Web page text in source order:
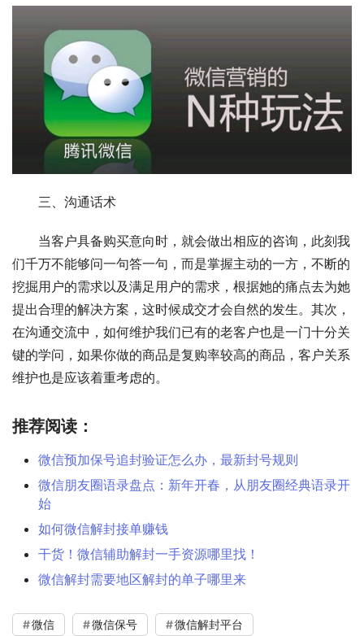
三、沟通话术
当客户具备购买意向时，就会做出相应的咨询，此刻我
们千万不能够问一句答一句，而是掌握主动的一方，不断的
挖掘用户的需求以及满足用户的需求，根据她的痛点去为她
提出合理的解决方案，这时候成交才会自然的发生。其次，
在沟通交流中，如何维护我们已有的老客户也是一门十分关
键的学问，如果你做的商品是复购率较高的商品，客户关系
维护也是应该着重考虑的。
推荐阅读：
微信预加保号追封验证怎么办，最新封号规则
微信朋友圈语录盘点：新年开春，从朋友圈经典语录开
始
如何微信解封接单赚钱
干货！微信辅助解封一手资源哪里找！
微信解封需要地区解封的单子哪里来
微信 微信保号
微信解封平台